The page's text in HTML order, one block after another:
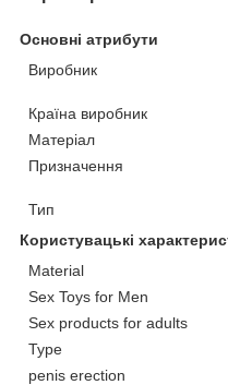
Основні атрибути
Виробник
Країна виробник
Матеріал
Призначення
Тип
Користувацькі
Material
Sex Toys for Men
Sex products for adults
Type
penis erection